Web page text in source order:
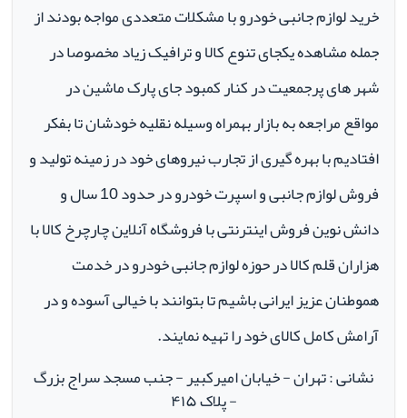
خرید لوازم جانبی خودرو با مشکلات متعددی مواجه بودند از
جمله مشاهده یکجای تنوع کالا و ترافیک زیاد مخصوصا در
شهر های پرجمعیت در کنار کمبود جای پارک ماشین در
مواقع مراجعه به بازار بهمراه وسیله نقلیه خودشان تا بفکر
افتادیم با بهره گیری از تجارب نیروهای خود در زمینه تولید و
فروش لوازم جانبی و اسپرت خودرو در حدود 10 سال و
دانش نوین فروش اینترنتی با فروشگاه آنلاین چارچرخ کالا با
هزاران قلم کالا در حوزه لوازم جانبی خودرو در خدمت
هموطنان عزیز ایرانی باشیم تا بتوانند با خیالی آسوده و در
آرامش کامل کالای خود را تهیه نمایند.
نشانی : تهران - خیابان امیرکبیر - جنب مسجد سراج بزرگ
- پلاک ۴۱۵